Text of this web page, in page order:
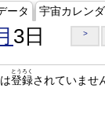
ータ 宇宙カレン
3日 >
登録
とうろく
されていませ